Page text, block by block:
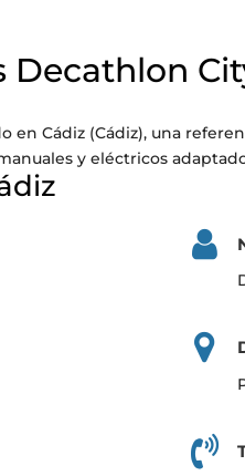
Decathlon
en Cádiz (Cádiz), una
y eléctricos